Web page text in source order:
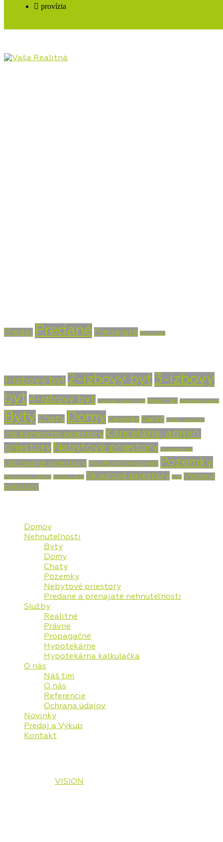
provízia
Predaj Predané Prenajaté Prenájom
1-izbový byt 2-izbový byt 3-izbový
byt 4-izbový byt 5 a viac izbový byt Apartmán Autoumývareň
Byty Chaty Domy Garzónka Garáž Hotel, penzión
Iné komerčné priestory Kancelárie, admin.
priestory Nebytové priestory Nezaradené
Obchodné priestory Polyfunkčný objekt Pozemky
Poľnohosp. objekt Reštaurácia Skladové priestory Vila Výrobné
priestory
Domov
Nehnuteľnosti
Byty
Domy
Chaty
Pozemky
Nebytové priestory
Predané a prenajaté nehnuteľnosti
Služby
Realitné
Právne
Propagačné
Hypotekárne
Hypotekárna kalkulačka
O nás
Náš tím
O nás
Referencie
Ochrana údajov
Novinky
Predaj a Výkup
Kontakt
VISION